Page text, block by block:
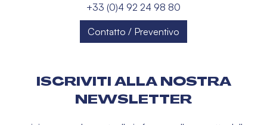
+33 (0)4 92 24 98 80
Contatto / Preventivo
ISCRIVITI ALLA NOSTRA
NEWSLETTER